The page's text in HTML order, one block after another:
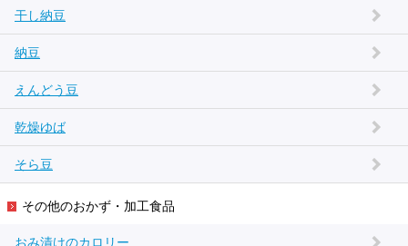
干し納豆
納豆
えんどう豆
乾燥ゆば
そら豆
その他のおかず・加工食品
おみ漬けのカロリー